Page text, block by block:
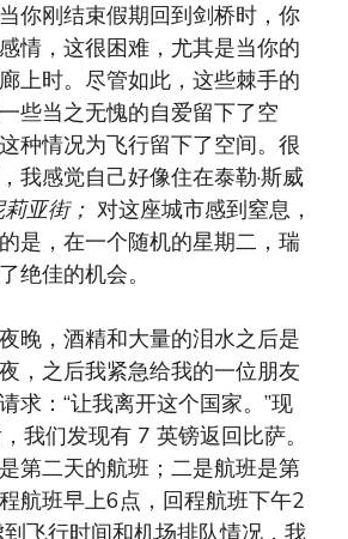
你刚结束假期回到剑桥时，你
情，这很困难，尤其是当你的
上时。尽管如此，这些棘手的
些当之无愧的自爱留下了空
种情况为飞行留下了空间。很
我感觉自己好像住在泰勒·斯威
亚街； 对这座城市感到窒息，
是，在一个随机的星期二，瑞
绝佳的机会。
晚，酒精和大量的泪水之后是
，之后我紧急给我的一位朋友
求：“让我离开这个国家。”现
我们发现有 7 英镑返回比萨。
第二天的航班；二是航班是第
航班早上6点，回程航班下午2
飞行时间和机场排队情况，我